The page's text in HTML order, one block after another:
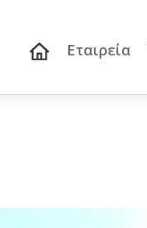
Εταιρεία